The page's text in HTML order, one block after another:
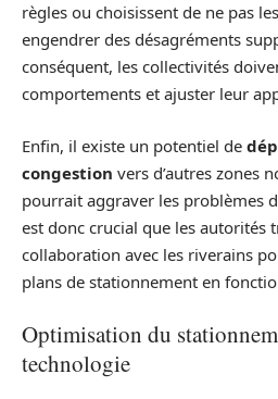
règles ou choisissent de ne pas
engendrer des désagréments
conséquent, les collectivités
comportements et ajuster leur
Enfin, il existe un potentiel de
congestion vers d’autres zones
pourrait aggraver les problèmes
est donc crucial que les autorités
collaboration avec les riverains
plans de stationnement en
Optimisation du
technologie